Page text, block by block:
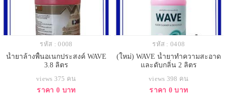
รหัส : 0008
น้ำยาล้างพื้นอเนกประสงค์ WAVE
3.8 ลิตร
views 375 คน
ราคา 0 บาท
รหัส : 0408
(ใหม่) WAVE น้ำยาทำความสะอาด
และดับกลิ่น 2 ลิตร
views 398 คน
ราคา 0 บาท